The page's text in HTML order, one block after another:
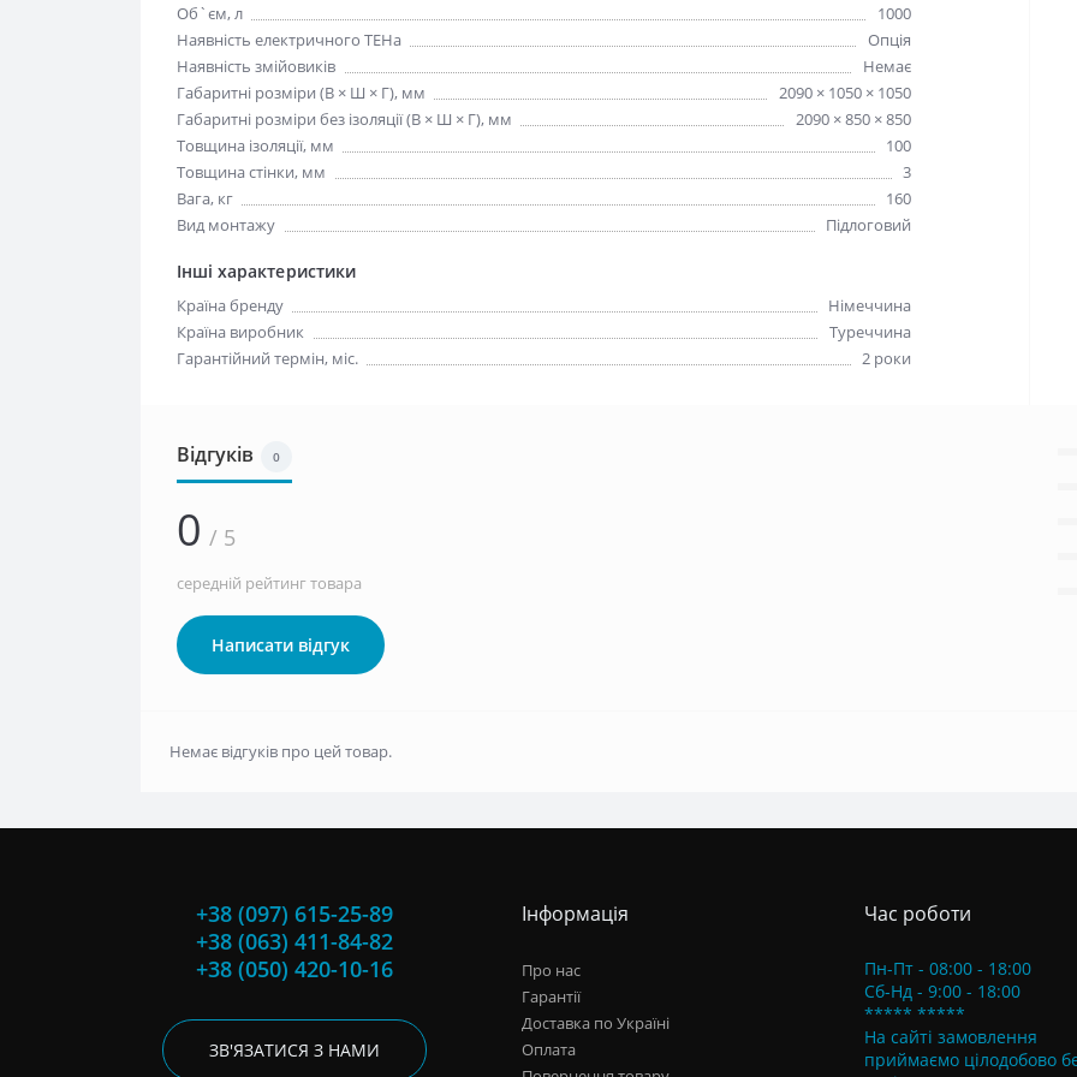
Об`єм, л
1000
Наявність електричного ТЕНа
Опція
Наявність змійовиків
Немає
Габаритні розміри (В × Ш × Г), мм
2090 × 1050 × 1050
Габаритні розміри без ізоляції (В × Ш × Г), мм
2090 × 850 × 850
Товщина ізоляції, мм
100
Товщина стінки, мм
3
Вага, кг
160
Вид монтажу
Підлоговий
Інші характеристики
Країна бренду
Німеччина
Країна виробник
Туреччина
Гарантійний термін, міс.
2 роки
Відгуків 0
0 / 5
середній рейтинг товара
Написати відгук
Немає відгуків про цей товар.
+38 (097) 615-25-89
+38 (063) 411-84-82
+38 (050) 420-10-16
ЗВ'ЯЗАТИСЯ З НАМИ
Інформація
Про нас
Гарантії
Доставка по Україні
Оплата
Час роботи
Пн-Пт - 08:00 - 18:00
Сб-Нд - 9:00 - 18:00
***** *****
На сайті замовлення
приймаємо цілодобово